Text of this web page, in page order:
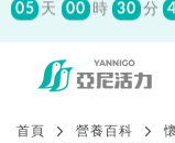
先付款滿800
首頁 營養百科